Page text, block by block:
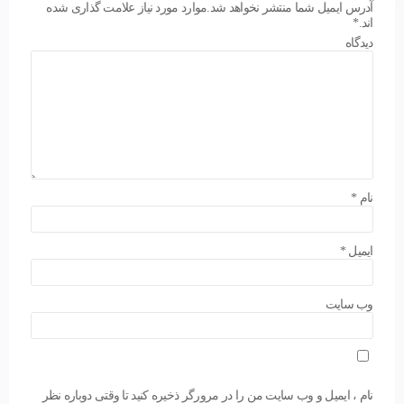
آدرس ایمیل شما منتشر نخواهد شد.موارد مورد نیاز علامت گذاری شده
اند.*
دیدگاه
نام *
ایمیل*
وب سایت
نام ، ایمیل و وب سایت من را در مرورگر ذخیره کنید تا وقتی دوباره نظر